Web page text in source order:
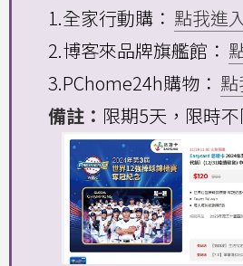
1.全家行動購： 點我進
2.博客來品牌旗艦館：
3.PChome24h購物：
備註： 限期5天，限時